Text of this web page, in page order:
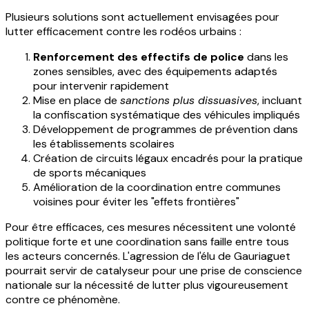
Plusieurs solutions sont actuellement envisagées pour
lutter efficacement contre les rodéos urbains :
Renforcement des effectifs de police dans les
zones sensibles, avec des équipements adaptés
pour intervenir rapidement
Mise en place de sanctions plus dissuasives, incluant
la confiscation systématique des véhicules impliqués
Développement de programmes de prévention dans
les établissements scolaires
Création de circuits légaux encadrés pour la pratique
de sports mécaniques
Amélioration de la coordination entre communes
voisines pour éviter les "effets frontières"
Pour être efficaces, ces mesures nécessitent une volonté
politique forte et une coordination sans faille entre tous
les acteurs concernés. L'agression de l'élu de Gauriaguet
pourrait servir de catalyseur pour une prise de conscience
nationale sur la nécessité de lutter plus vigoureusement
contre ce phénomène.